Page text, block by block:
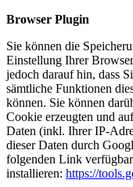
Browser Plugin
Sie können die
Einstellung Ihrer
jedoch darauf hin, dass
sämtliche Funktionen
können. Sie können
Cookie erzeugten und
Daten (inkl. Ihrer IP-
dieser Daten durch
folgenden Link
installieren: https://